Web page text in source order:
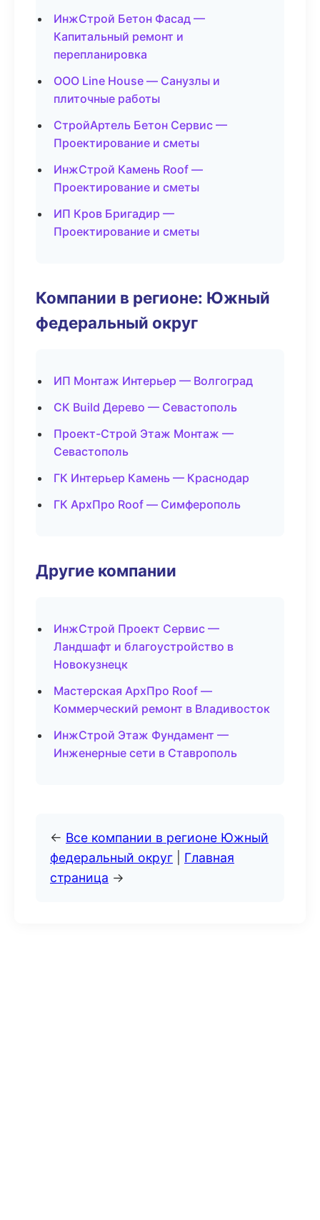
ИнжСтрой Бетон Фасад —
Капитальный ремонт и
перепланировка
ООО Line House — Санузлы и
плиточные работы
СтройАртель Бетон Сервис —
Проектирование и сметы
ИнжСтрой Камень Roof —
Проектирование и сметы
ИП Кров Бригадир —
Проектирование и сметы
Компании в регионе: Южный
федеральный округ
ИП Монтаж Интерьер — Волгоград
СК Build Дерево — Севастополь
Проект-Строй Этаж Монтаж —
Севастополь
ГК Интерьер Камень — Краснодар
ГК АрхПро Roof — Симферополь
Другие компании
ИнжСтрой Проект Сервис —
Ландшафт и благоустройство в
Новокузнецк
Мастерская АрхПро Roof —
Коммерческий ремонт в Владивосток
ИнжСтрой Этаж Фундамент —
Инженерные сети в Ставрополь
← Все компании в регионе Южный
федеральный округ
Главная
страница →